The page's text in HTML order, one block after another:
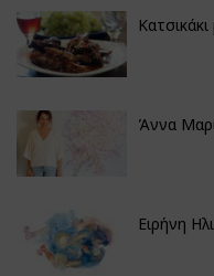
Άννα
Ειρήνη